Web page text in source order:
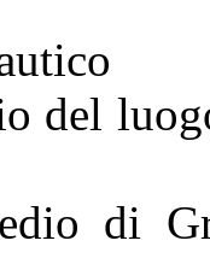
del
di